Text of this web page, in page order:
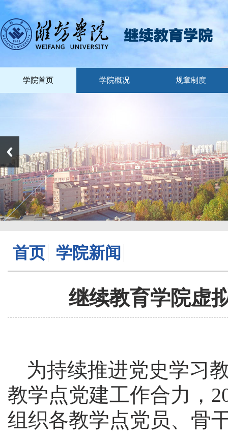
学院首页 学院概况 规章制度
首页 学院新闻
继续教育学院虚
为持续推进党史学习
教学点党建工作合力，
组织各教学点党员、骨